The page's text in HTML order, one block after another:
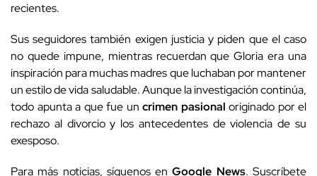
recientes.
Sus seguidores también exigen justicia y piden que el caso
no quede impune, mientras recuerdan que Gloria era una
inspiración para muchas madres que luchaban por mantener
un estilo de vida saludable. Aunque la investigación continúa,
todo apunta a que fue un crimen pasional originado por el
rechazo al divorcio y los antecedentes de violencia de su
exesposo.
Para más noticias, síguenos enGoogle News. Suscríbete